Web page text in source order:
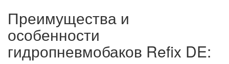
Преимущества и
особенности
гидропневмобаков Refix DE: